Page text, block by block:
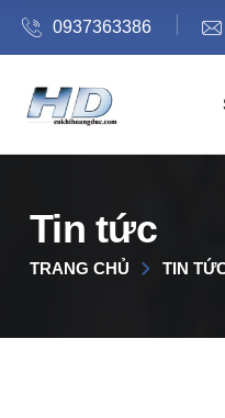
0937363386
Tin tức
TRANG CHỦ TIN